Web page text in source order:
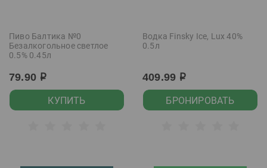
Пиво Балтика №0
Безалкогольное светлое
0.5% 0.45л
79.90 р
КУПИТЬ
Водка Finsky Ice, Lux 40%
0.5л
409.99 р
БРОНИРОВАТЬ